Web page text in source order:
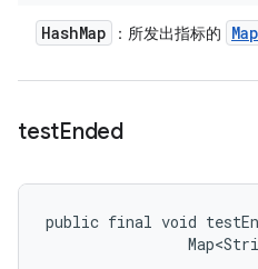
HashMap ：所发出指标的 Map
testEnded
public final void